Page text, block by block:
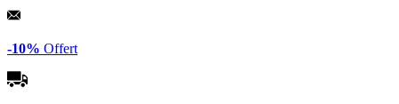
Panneau de gestion des cookies
-10% Offert